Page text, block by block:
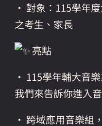
• 對象：115學年
之考生、家長
亮點
• 115學年輔大音
我們來告訴你進入
• 跨域應用音樂組